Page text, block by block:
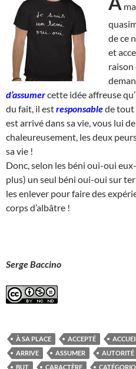
de ce
et
raison
d’assumercette idée affreuse
du fait, il estresponsablede tout
est arrivé dans sa vie, vous lui
chaleureusement, les deux
sa vie !
Donc, selon les béni oui-oui
plus) un seul béni oui-oui sur
les enlever pour faire des
corps d’albâtre !
Serge Baccino
À SA PLACE ACCEPTÉ
ARRIVE
ASSUMER AUTORITÉ
BUT
CARACTÈRE